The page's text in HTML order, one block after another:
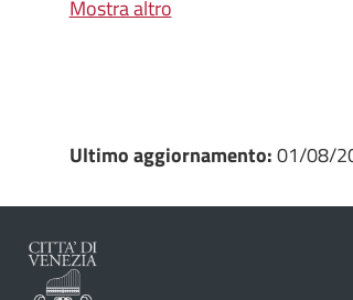
Mostra altro
Ultimo aggiornamento:01/08/